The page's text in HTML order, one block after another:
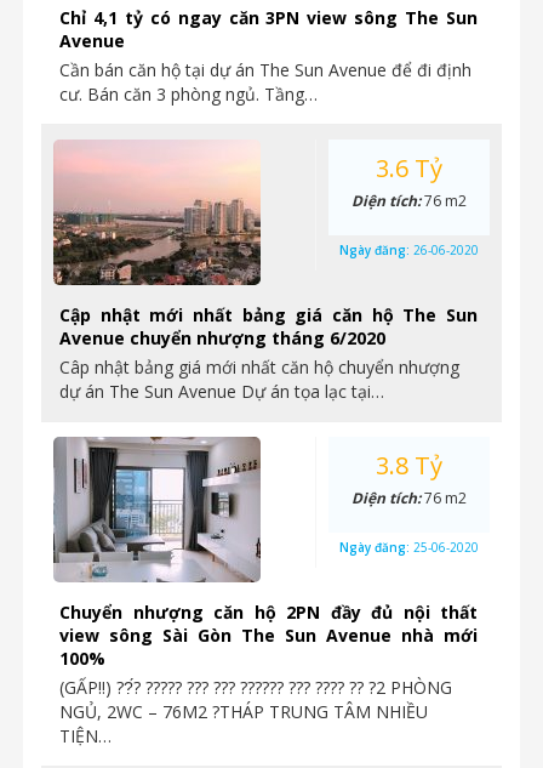
Chỉ 4,1 tỷ có ngay căn 3PN view sông The Sun
Avenue
Cần bán căn hộ tại dự án The Sun Avenue để đi định
cư. Bán căn 3 phòng ngủ. Tầng…
Cập nhật mới nhất bảng giá căn hộ The Sun
Avenue chuyển nhượng tháng 6/2020
Câp nhật bảng giá mới nhất căn hộ chuyển nhượng
dự án The Sun Avenue Dự án tọa lạc tại…
3.6 Tỷ
Diện tích:76 m2
Ngày đăng: 26-06-2020
Chuyển nhượng căn hộ 2PN đầy đủ nội thất
view sông Sài Gòn The Sun Avenue nhà mới
100%
(GẤP‼️) ??́? ????? ??? ??? ?????? ??? ???? ?? ?2 PHÒNG
NGỦ, 2WC – 76M2 ?THÁP TRUNG TÂM NHIỀU
TIỆN…
3.8 Tỷ
Diện tích:76 m2
Ngày đăng: 25-06-2020